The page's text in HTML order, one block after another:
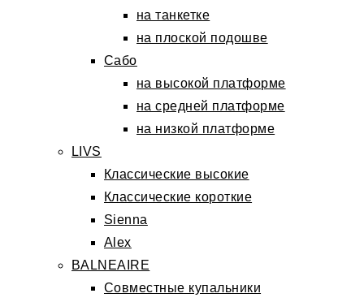
на танкетке
на плоской подошве
Сабо
на высокой платформе
на средней платформе
на низкой платформе
LIVS
Классические высокие
Классические короткие
Sienna
Alex
BALNEAIRE
Совместные купальники